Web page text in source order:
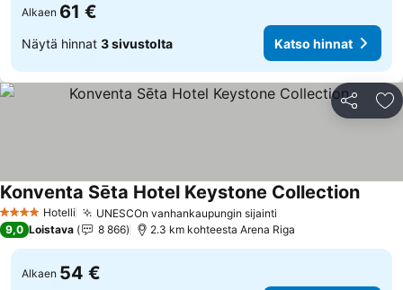
Alkaen 61 €
Näytä hinnat 3 sivustolta Katso hinnat
Jaa
4 Tähtiluokitus
Hotelli UNESCOn vanhankaupungin sijainti
Konventa Sēta Hotel Keystone Collection
9,0 Loistava 8 866 2.3 km kohteesta Arena Riga
Alkaen 54 €